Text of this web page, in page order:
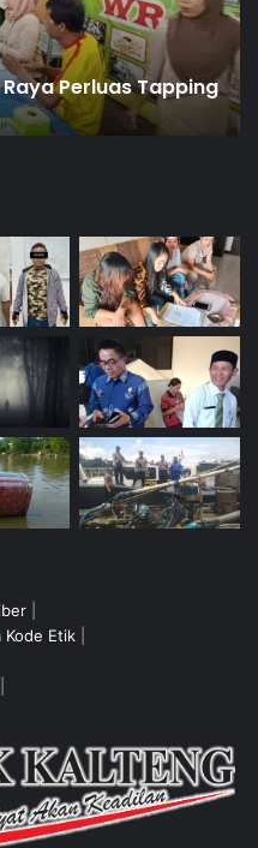
Terpadu Berantas
Kode Etik